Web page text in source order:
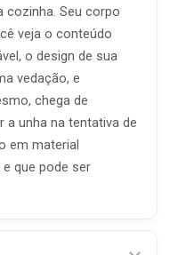
cozinha. Seu corpo
veja o conteúdo
o design de sua
vedação, e
chega de
a unha na tentativa de
em material
que pode ser